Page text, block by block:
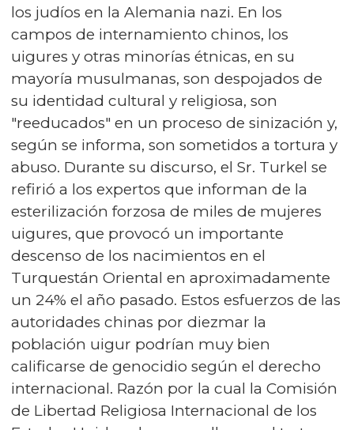
los judíos en la Alemania nazi. En los
campos de internamiento chinos, los
uigures y otras minorías étnicas, en su
mayoría musulmanas, son despojados de
su identidad cultural y religiosa, son
"reeducados" en un proceso de sinización y,
según se informa, son sometidos a tortura y
abuso. Durante su discurso, el Sr. Turkel se
refirió a los expertos que informan de la
esterilización forzosa de miles de mujeres
uigures, que provocó un importante
descenso de los nacimientos en el
Turquestán Oriental en aproximadamente
un 24% el año pasado. Estos esfuerzos de las
autoridades chinas por diezmar la
población uigur podrían muy bien
calificarse de genocidio según el derecho
internacional. Razón por la cual la Comisión
de Libertad Religiosa Internacional de los